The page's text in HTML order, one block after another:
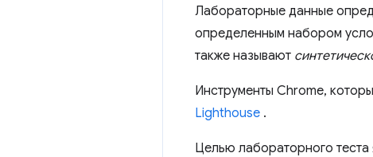
Лабораторные данные
определенным набором
также называют
Инструменты Chrome,
Lighthouse .
Целью лабораторного теста